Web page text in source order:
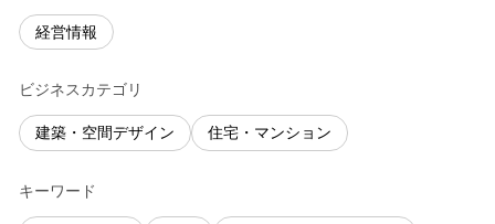
経営情報
ビジネスカテゴリ
建築・空間デザイン 住宅・マンション
キーワード